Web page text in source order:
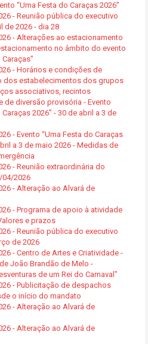
“Uma Festa do Caraças 2026”
- Reunião pública do executivo
de 2026 - dia 28
- Alterações ao estacionamento
no âmbito do evento
- Horários e condições de
dos estabelecimentos dos grupos
associativos, recintos
de diversão provisória - Evento
2026” - 30 de abril a 3 de
- Evento “Uma Festa do Caraças
a 3 de maio 2026 - Medidas de
- Reunião extraordinária do
04/2026
- Alteração ao Alvará de
- Programa de apoio à atividade
e prazos
- Reunião pública do executivo
de 2026
- Centro de Artes e Criatividade -
João Brandão de Melo -
de um Rei do Carnaval"
- Publicitação de despachos
o início do mandato
- Alteração ao Alvará de
- Alteração ao Alvará de